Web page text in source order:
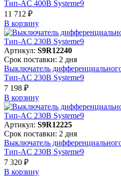
Тип-AC 400В Systeme9
11 712 ₽
В корзинy
Артикул: S9R12240
Срок поставки: 2 дня
Выключатель
Тип-AC 230В Systeme9
7 198 ₽
В корзинy
Артикул: S9R12225
Срок поставки: 2 дня
Выключатель
Тип-AC 230В Systeme9
7 320 ₽
В корзинy